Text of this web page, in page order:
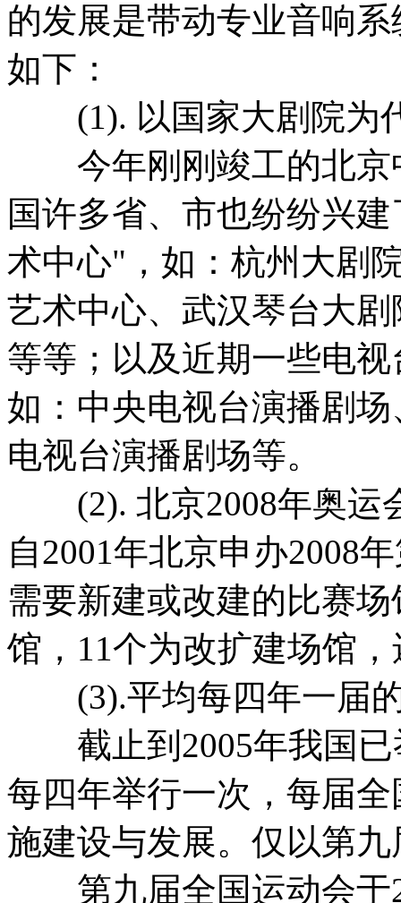
的发展是带动专业音响
如下：
(1). 以国家大剧院为
今年刚刚竣工的北京
国许多省、市也纷纷兴
术中心"，如：杭州大剧
艺术中心、武汉琴台大
等等；以及近期一些电
如：中央电视台演播剧
电视台演播剧场等。
(2). 北京2008年奥运
自2001年北京申办2008
需要新建或改建的比赛
馆，11个为改扩建场馆
(3).平均每四年一届
截止到2005年我国已
每四年举行一次，每届
施建设与发展。仅以第
第九届全国运动会于